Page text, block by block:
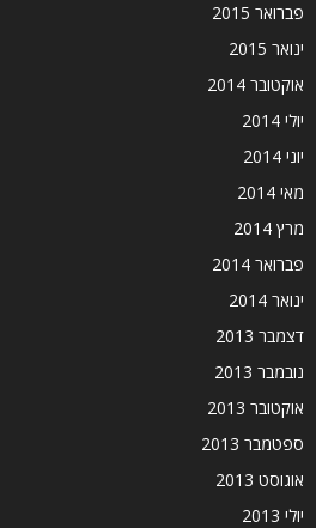
פברואר 2015
ינואר 2015
אוקטובר 2014
יולי 2014
יוני 2014
מאי 2014
מרץ 2014
פברואר 2014
ינואר 2014
דצמבר 2013
נובמבר 2013
אוקטובר 2013
ספטמבר 2013
אוגוסט 2013
יולי 2013